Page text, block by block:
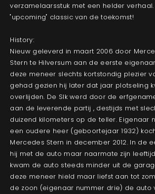
verzamelaarsstuk met een helder
"upcoming" classic van de toekomst!
History:
Nieuw geleverd in maart 2006 door
Stern te Hilversum aan de eerste
deze meneer slechts kortstondig plezier
gehad gezien hij later dat jaar plotseling
overlijden. De Slk werd door de
aan de leverende partij , destijds met
duizend kilometers op de teller. Eigenaar
een oudere heer (geboortejaar 1932)
Mercedes Stern in december 2012. In de
hij met de auto maar naarmate zijn
kwam de auto steeds minder uit de
deze meneer hield maar liefst aan tot
de zoon (eigenaar nummer drie) de auto